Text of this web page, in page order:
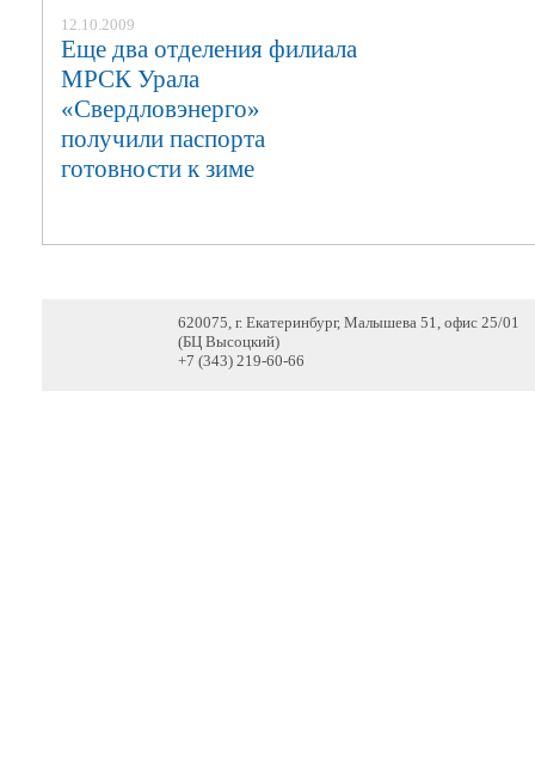
12.10.2009
Еще два отделения филиала
МРСК Урала
«Свердловэнерго»
получили паспорта
готовности к зиме
620075, г. Екатеринбург, Малышева 51, офис 25/01
(БЦ Высоцкий)
+7 (343) 219-60-66